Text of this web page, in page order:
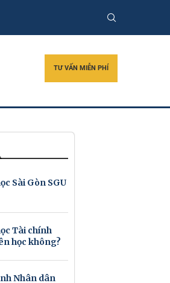
TƯ VẤN MIỄN PHÍ
Sài Gòn SGU
Tài chính
học không?
Nhân dân